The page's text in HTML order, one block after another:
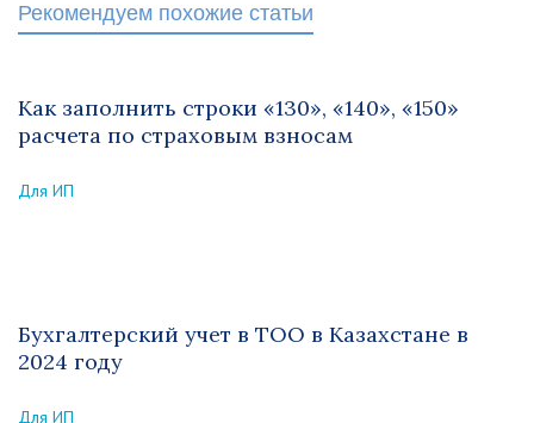
Рекомендуем похожие статьи
Как заполнить строки «130», «140», «150»
расчета по страховым взносам
Для ИП
Бухгалтерский учет в ТОО в Казахстане в
2024 году
Для ИП